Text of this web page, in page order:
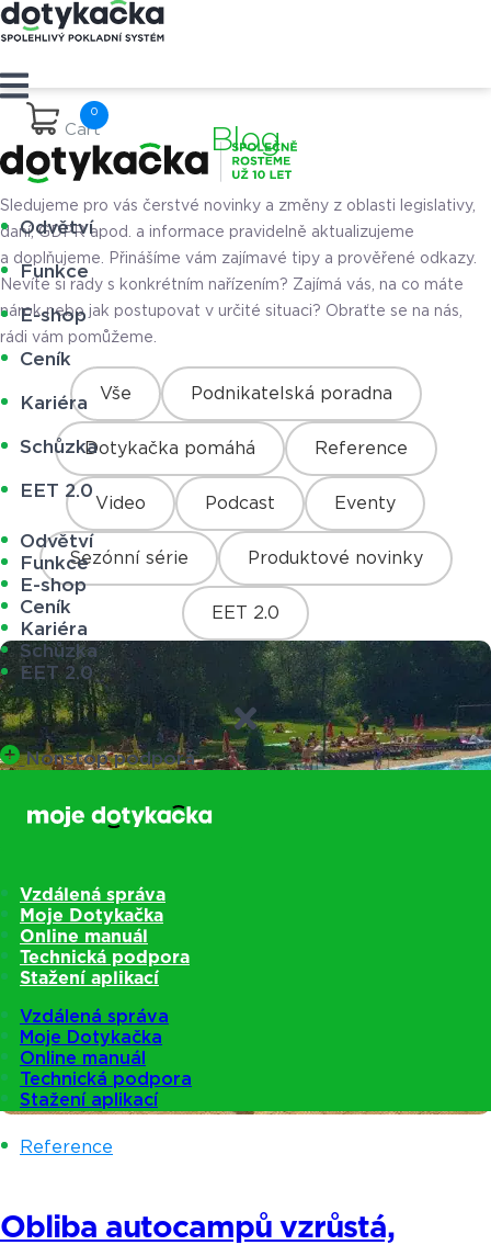
Cart
Odvětví
Funkce
E-shop
Ceník
Kariéra
Schůzka
EET 2.0
Odvětví
Funkce
E-shop
Ceník
Kariéra
Schůzka
EET 2.0
Nonstop podpora
Vzdálená správa
Moje Dotykačka
Online manuál
Technická podpora
Stažení aplikací
Vzdálená správa
Moje Dotykačka
Online manuál
Technická podpora
Stažení aplikací
Blog
Sledujeme pro vás čerstvé novinky a změny z oblasti legislativy,
daní, GDPR apod. a informace pravidelně aktualizujeme
a doplňujeme. Přinášíme vám zajímavé tipy a prověřené odkazy.
Nevíte si rady s konkrétním nařízením? Zajímá vás, na co máte
nárok nebo jak postupovat v určité situaci? Obraťte se na nás,
rádi vám pomůžeme.
Vše Podnikatelská poradna
Dotykačka pomáhá Reference
Video Podcast Eventy
Sezónní série Produktové novinky
EET 2.0
Reference
Obliba autocampů vzrůstá,